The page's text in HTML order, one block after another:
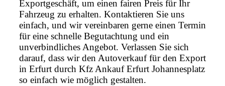
Exportgeschäft, um einen fairen Preis für Ihr
Fahrzeug zu erhalten. Kontaktieren Sie uns
einfach, und wir vereinbaren gerne einen Termin
für eine schnelle Begutachtung und ein
unverbindliches Angebot. Verlassen Sie sich
darauf, dass wir den Autoverkauf für den Export
in Erfurt durch Kfz Ankauf Erfurt Johannesplatz
so einfach wie möglich gestalten.